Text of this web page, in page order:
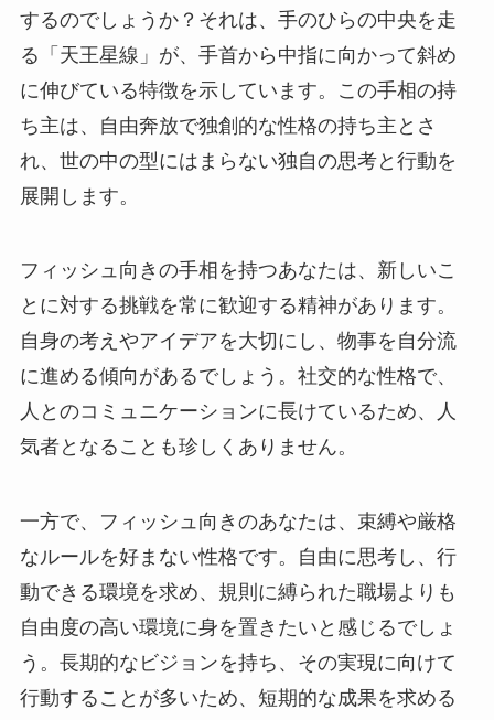
するのでしょうか？それは、手のひらの中央を走
る「天王星線」が、手首から中指に向かって斜め
に伸びている特徴を示しています。この手相の持
ち主は、自由奔放で独創的な性格の持ち主とさ
れ、世の中の型にはまらない独自の思考と行動を
展開します。
フィッシュ向きの手相を持つあなたは、新しいこ
とに対する挑戦を常に歓迎する精神があります。
自身の考えやアイデアを大切にし、物事を自分流
に進める傾向があるでしょう。社交的な性格で、
人とのコミュニケーションに長けているため、人
気者となることも珍しくありません。
一方で、フィッシュ向きのあなたは、束縛や厳格
なルールを好まない性格です。自由に思考し、行
動できる環境を求め、規則に縛られた職場よりも
自由度の高い環境に身を置きたいと感じるでしょ
う。長期的なビジョンを持ち、その実現に向けて
行動することが多いため、短期的な成果を求める